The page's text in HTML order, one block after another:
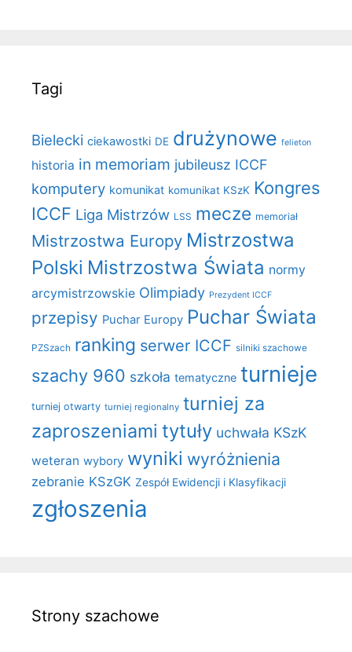
Tagi
Bielecki ciekawostki DE drużynowe felieton
historia in memoriam jubileusz ICCF
komputery komunikat komunikat KSzK Kongres
ICCF Liga Mistrzów LSS mecze memoriał
Mistrzostwa Europy Mistrzostwa
Polski Mistrzostwa Świata normy
arcymistrzowskie Olimpiady Prezydent ICCF
przepisy Puchar Europy Puchar Świata
PZSzach ranking serwer ICCF silniki szachowe
szachy 960 szkoła tematyczne turnieje
turniej otwarty turniej regionalny turniej za
zaproszeniami tytuły uchwała KSzK
weteran wybory wyniki wyróżnienia
zebranie KSzGK Zespół Ewidencji i Klasyfikacji
zgłoszenia
Strony szachowe